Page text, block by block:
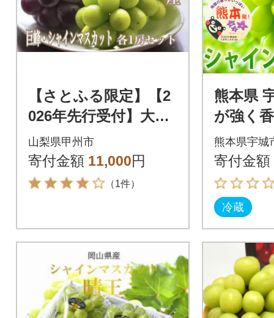
【さとふる限定】【2
026年先行受付】大人
気!巨峰・シャインマ
スカット食べ比べセ
ット 各1房
山梨県甲州市
寄付金額 11,000円
（1件）
熊本県
が強く
う! シャ
ト 4P
熊本県宇城
寄付金額
冷蔵